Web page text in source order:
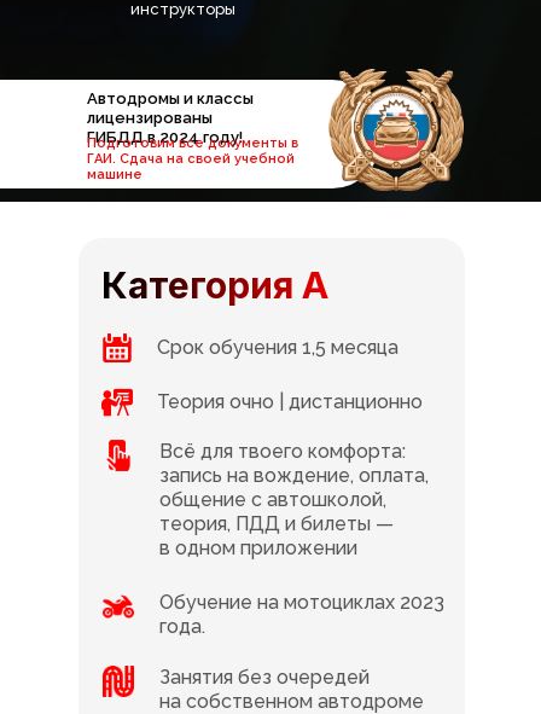
Автодромы и классы
лицензированы
ГИБДД в 2024 году!
Подготовим все документы в
ГАИ. Сдача на своей учебной
машине
инструкторы
Категория А
Срок обучения 1,5 месяца
Теория очно | дистанционно
Обучение на мотоциклах 2023
года.
Занятия без очередей
на собственном автодроме
Всё для твоего комфорта:
запись на вождение, оплата,
общение с автошколой,
теория, ПДД и билеты —
в одном приложении